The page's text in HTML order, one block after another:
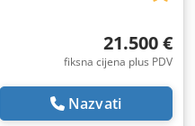
21.500 €
fiksna cijena plus PDV
Nazvati